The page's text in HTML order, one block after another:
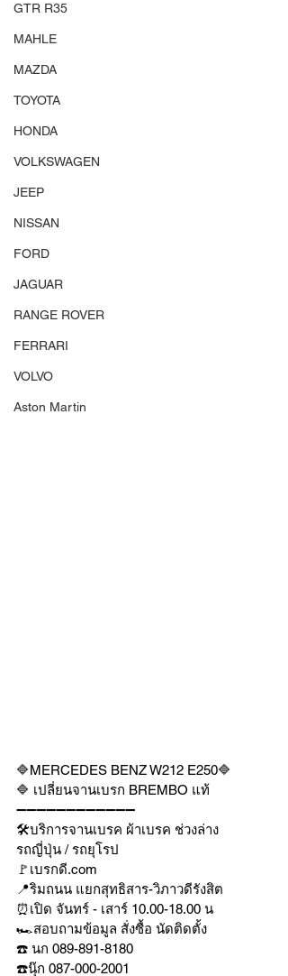
GTR R35
MAHLE
MAZDA
TOYOTA
HONDA
VOLKSWAGEN
JEEP
NISSAN
FORD
JAGUAR
RANGE ROVER
FERRARI
VOLVO
Aston Martin
🔷MERCEDES BENZ W212 E250🔷
🔷 เปลี่ยนจานเบรก BREMBO แท้
➖➖➖➖➖➖➖➖➖➖➖➖
🛠บริการจานเบรค ผ้าเบรค ช่วงล่าง
รถญี่ปุ่น / รถยุโรป
🚩เบรกดี.com
📍ริมถนน แยกสุทธิสาร-วิภาวดีรังสิต
⏰เปิด จันทร์ - เสาร์ 10.00-18.00 น
🏎สอบถามข้อมูล สั่งซื้อ นัดติดตั้ง
☎️ นก 089-891-8180
☎️นุ๊ก 087-000-2001